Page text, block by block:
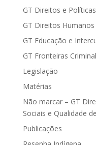
GT Direitos e
GT Direitos
GT Educação e
GT Fronteiras
Legislação
Matérias
Não marcar – GT
Sociais e Qualidade
Publicações